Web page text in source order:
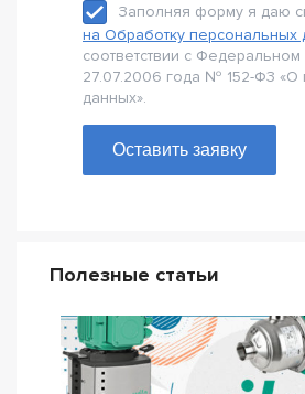
Заполняя форму я даю
на Обработку персональных
соответствии с
27.07.2006 года № 152-Ф3 «О
данных».
Оставить заявку
Полезные статьи